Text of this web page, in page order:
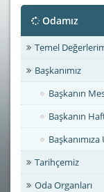
Odamız
Temel
Başkanımız
Başkanın
Başkanın
Başkanımıza
Tarihçemiz
Oda Organları